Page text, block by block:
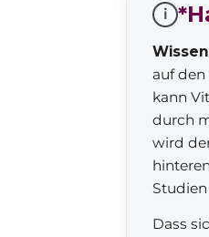
i
auf den
kann
durch
wird
Dass